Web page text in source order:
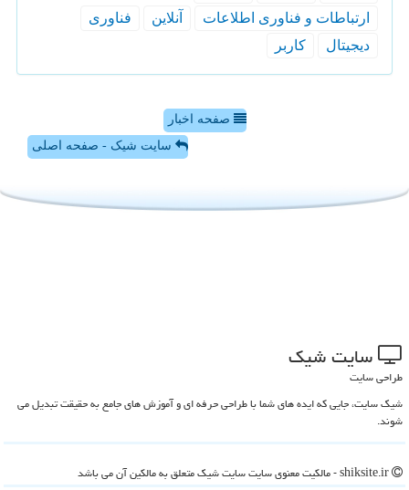
ارتباطات و فناوری اطلاعات
آنلاین
فناوری
دیجیتال
كاربر
صفحه اخبار
سایت شیک - صفحه اصلی
سایت شیك
طراحی سایت
شیک سایت، جایی که ایده های شما با طراحی حرفه ای و آموزش های جامع به حقیقت تبدیل می
شوند.